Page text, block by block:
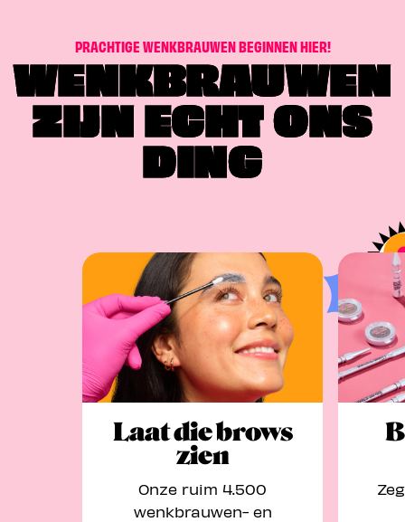
PRACHTIGEWENKBRAUWENBEGINNENHIER!
WENKBRAUWEN
ZIJN ECHT ONS
DING
Laat die brows
zien
Onze ruim 4.500
wenkbrauwen- en